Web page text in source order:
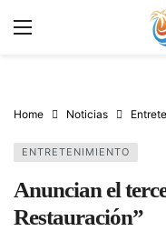
Home Noticias
ENTRETENIMIENTO
Anuncian el
Restauración”